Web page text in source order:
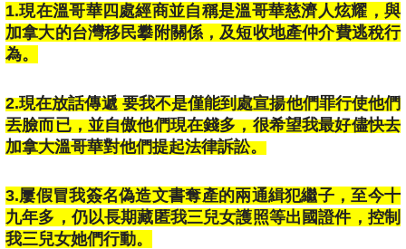
1.現在溫哥華四處經商並自稱是溫哥華慈濟人炫耀 ，與
加拿大的台灣移民攀附關係 ， 及短收地產仲介費逃稅行
為。
2.現在放話傳遞 要我不是僅能到處宣揚他們罪行使他們
丟臉而已，並自傲他們現在錢多，很希望我最好儘快去
加拿大溫哥華對他們提起法律訴訟。
3.屢假冒我簽名偽造文書奪產的兩通緝犯繼子，至今十
九年多，仍以長期藏匿我三兒女護照等出國證件，控制
我三兒女她們行動。